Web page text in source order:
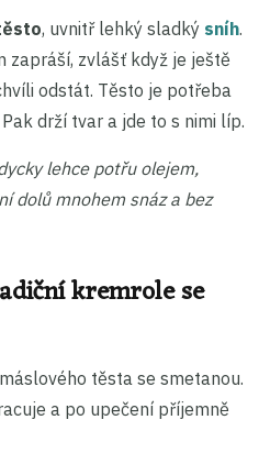
, uvnitř lehký sladký sníh.
zapráší, zvlášť když je ještě
odstát. Těsto je potřeba
drží tvar a jde to s nimi líp.
lehce potřu olejem,
dolů mnohem snáz a bez
kremrole se
těsta se smetanou.
a po upečení příjemně